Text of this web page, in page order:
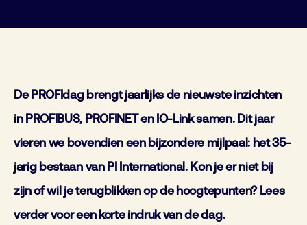
De PROFIdag brengt jaarlijks de nieuwste inzichten
in PROFIBUS, PROFINET en IO-Link samen. Dit jaar
vieren we bovendien een bijzondere mijlpaal: het 35-
jarig bestaan van PI International. Kon je er niet bij
zijn of wil je terugblikken op de hoogtepunten? Lees
verder voor een korte indruk van de dag.